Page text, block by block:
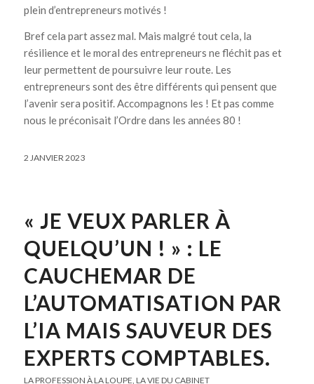
plein d’entrepreneurs motivés !
Bref cela part assez mal. Mais malgré tout cela, la
résilience et le moral des entrepreneurs ne fléchit pas et
leur permettent de poursuivre leur route. Les
entrepreneurs sont des être différents qui pensent que
l’avenir sera positif. Accompagnons les ! Et pas comme
nous le préconisait l’Ordre dans les années 80 !
2 JANVIER 2023
« JE VEUX PARLER À
QUELQU’UN ! » : LE
CAUCHEMAR DE
L’AUTOMATISATION PAR
L’IA MAIS SAUVEUR DES
EXPERTS COMPTABLES.
LA PROFESSION À LA LOUPE, LA VIE DU CABINET